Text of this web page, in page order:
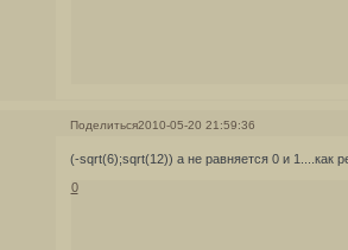
Поделиться2010-05-20 21:59:36
(-sqrt(6);sqrt(12)) а не равняется 0 и 1....как
0